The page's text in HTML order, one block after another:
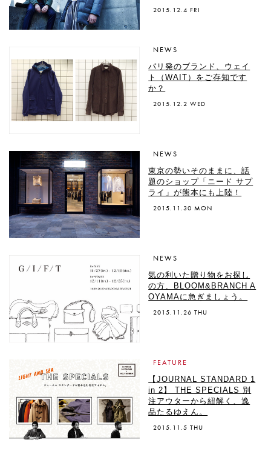
2015.12.4 FRI
NEWS
パリ発のブランド、ウェイ
ト（WAIT）をご存知です
か？
2015.12.2 WED
NEWS
東京の勢いそのままに、話
題のショップ「ニード サプ
ライ」が熊本にも上陸！
2015.11.30 MON
NEWS
気の利いた贈り物をお探し
の方、BLOOM&BRANCH A
OYAMAに急ぎましょう。
2015.11.26 THU
FEATURE
【JOURNAL STANDARD 1
in 2】 THE SPECIALS 別
注アウターから紐解く、逸
品たるゆえん。
2015.11.5 THU